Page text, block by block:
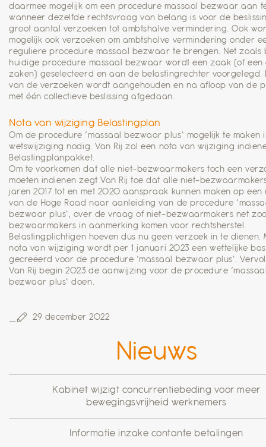
daarmee mogelijk om een procedure massaal bezwaar aan
wanneer dezelfde rechtsvraag van belang is voor de
groot aantal verzoeken tot ambtshalve vermindering. Ook
mogelijk ook verzoeken om ambtshalve vermindering onder
reguliere procedure massaal bezwaar te brengen. Net zoals
huidige procedure massaal bezwaar wordt een zaak (of een
zaken) geselecteerd en aan de belastingrechter voorgelegd.
van de verzoeken wordt aangehouden en na afloop van de
met één collectieve beslissing afgedaan.
Nota van wijziging Belastingplan
Om de procedure ‘massaal bezwaar plus’ mogelijk te maken
wetswijziging nodig. Van Rij zal een nota van wijziging
Belastingplanpakket.
Om te voorkomen dat alle niet-bezwaarmakers toch een
moeten indienen zegt Van Rij toe dat alle niet-
jaren 2017 tot en met 2020 aanspraak kunnen maken op een
van de Hoge Raad naar aanleiding van de procedure
bezwaar plus’, over de vraag of niet-bezwaarmakers net
bezwaarmakers in aanmerking komen voor rechtsherstel.
Belastingplichtigen hoeven dus nu geen verzoek in te dienen.
nota van wijziging wordt per 1 januari 2023 een wettelijke
gecreëerd voor de procedure ‘massaal bezwaar plus’.
Van Rij begin 2023 de aanwijzing voor de procedure
bezwaar plus’ doen.
29 december 2022
Nieuws
Kabinet wijzigt concurrentiebeding voor meer
bewegingsvrijheid werknemers
Informatie inzake contante betalingen